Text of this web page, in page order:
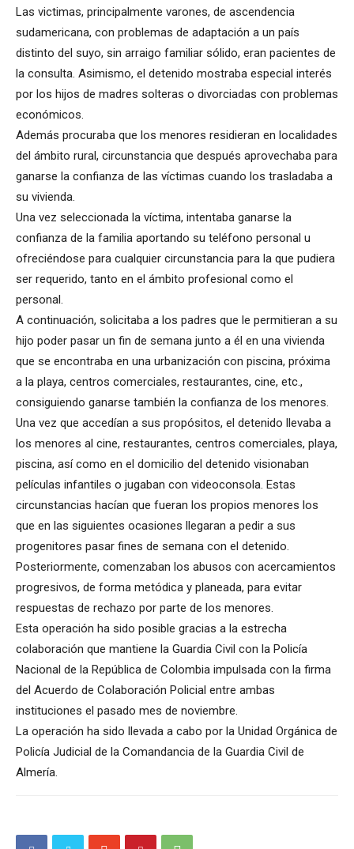
Las victimas, principalmente varones, de ascendencia
sudamericana, con problemas de adaptación a un país
distinto del suyo, sin arraigo familiar sólido, eran pacientes de
la consulta. Asimismo, el detenido mostraba especial interés
por los hijos de madres solteras o divorciadas con problemas
económicos.
Además procuraba que los menores residieran en localidades
del ámbito rural, circunstancia que después aprovechaba para
ganarse la confianza de las víctimas cuando los trasladaba a
su vivienda.
Una vez seleccionada la víctima, intentaba ganarse la
confianza de la familia aportando su teléfono personal u
ofreciéndose para cualquier circunstancia para la que pudiera
ser requerido, tanto en el ámbito profesional como el
personal.
A continuación, solicitaba a los padres que le permitieran a su
hijo poder pasar un fin de semana junto a él en una vivienda
que se encontraba en una urbanización con piscina, próxima
a la playa, centros comerciales, restaurantes, cine, etc.,
consiguiendo ganarse también la confianza de los menores.
Una vez que accedían a sus propósitos, el detenido llevaba a
los menores al cine, restaurantes, centros comerciales, playa,
piscina, así como en el domicilio del detenido visionaban
películas infantiles o jugaban con videoconsola. Estas
circunstancias hacían que fueran los propios menores los
que en las siguientes ocasiones llegaran a pedir a sus
progenitores pasar fines de semana con el detenido.
Posteriormente, comenzaban los abusos con acercamientos
progresivos, de forma metódica y planeada, para evitar
respuestas de rechazo por parte de los menores.
Esta operación ha sido posible gracias a la estrecha
colaboración que mantiene la Guardia Civil con la Policía
Nacional de la República de Colombia impulsada con la firma
del Acuerdo de Colaboración Policial entre ambas
instituciones el pasado mes de noviembre.
La operación ha sido llevada a cabo por la Unidad Orgánica de
Policía Judicial de la Comandancia de la Guardia Civil de
Almería.